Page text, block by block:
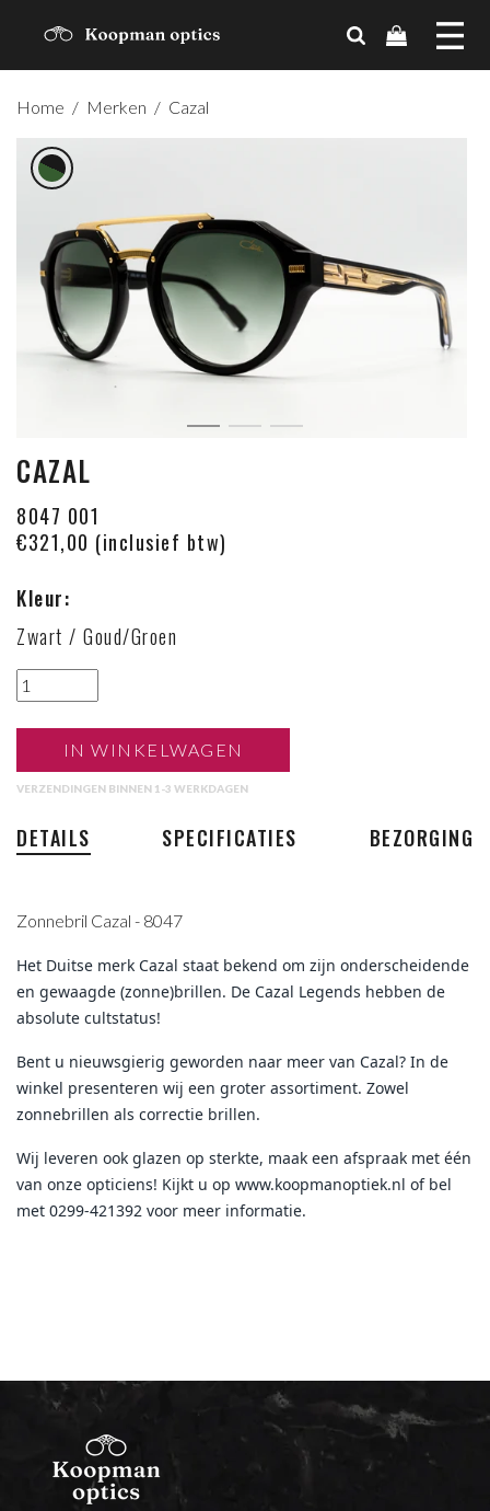
MERKEN
TRENDS
OVER ONS
CONTACT
ACCOUNT
Home / Merken / Cazal
CAZAL
8047 001
€321,00 (inclusief btw)
Kleur:
Zwart / Goud/Groen
IN WINKELWAGEN
VERZENDINGEN BINNEN 1-3 WERKDAGEN
DETAILS SPECIFICATIES BEZORGING
Zonnebril Cazal - 8047
Het Duitse merk Cazal staat bekend om zijn onderscheidende
en gewaagde (zonne)brillen. De Cazal Legends hebben de
absolute cultstatus!
Bent u nieuwsgierig geworden naar meer van Cazal? In de
winkel presenteren wij een groter assortiment. Zowel
zonnebrillen als correctie brillen.
Wij leveren ook glazen op sterkte, maak een afspraak met één
van onze opticiens! Kijkt u op www.koopmanoptiek.nl of bel
met 0299-421392 voor meer informatie.